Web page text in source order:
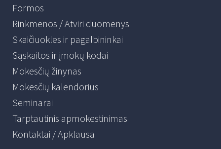
Formos
Rinkmenos / Atviri duomenys
Skaičiuoklės ir pagalbininkai
Sąskaitos ir įmokų kodai
Mokesčių žinynas
Mokesčių kalendorius
Seminarai
Tarptautinis apmokestinimas
Kontaktai / Apklausa